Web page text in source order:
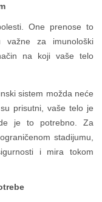
One prenose to
važne za imunološki
na koji vaše telo
sistem možda neće
prisutni, vaše telo je
je to potrebno. Za
stadijumu,
i mira tokom